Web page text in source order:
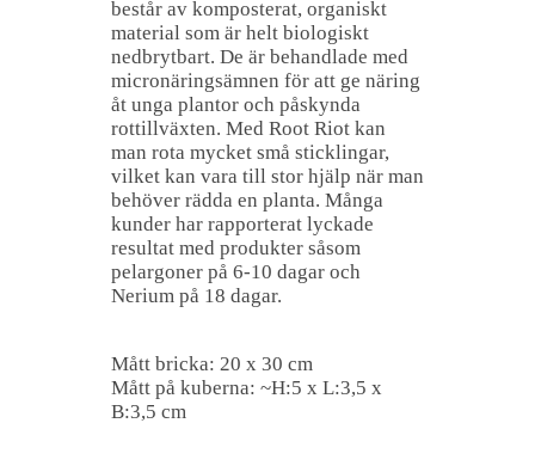
består av komposterat, organiskt
material som är helt biologiskt
nedbrytbart. De är behandlade med
micronäringsämnen för att ge näring
åt unga plantor och påskynda
rottillväxten. Med Root Riot kan
man rota mycket små sticklingar,
vilket kan vara till stor hjälp när man
behöver rädda en planta. Många
kunder har rapporterat lyckade
resultat med produkter såsom
pelargoner på 6-10 dagar och
Nerium på 18 dagar.
Mått bricka: 20 x 30 cm
Mått på kuberna: ~H:5 x L:3,5 x
B:3,5 cm